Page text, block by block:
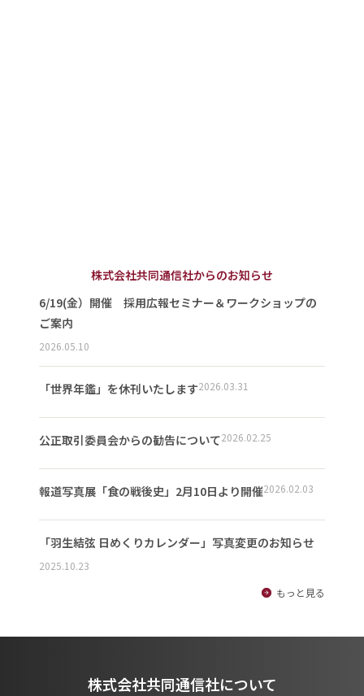
株式会社共同通信社からのお知らせ
6/19(金）開催 採用広報セミナー＆ワークショップの
ご案内
2026.05.10
「世界年鑑」を休刊いたします2026.03.31
公正取引委員会からの勧告について2026.02.25
報道写真展「食の戦後史」2月10日より開催2026.02.03
「羽生結弦 日めくりカレンダー」写真変更のお知らせ
2025.10.23
もっと見る
株式会社共同通信社について